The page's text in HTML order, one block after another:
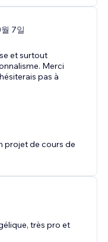
7일
et surtout
Merci
pas à
projet de cours de
très pro et